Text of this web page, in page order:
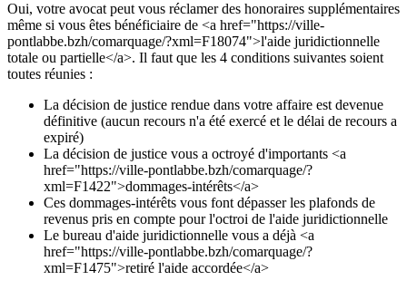
Oui, votre avocat peut vous réclamer des honoraires supplémentaires
même si vous êtes bénéficiaire de <a href="https://ville-
pontlabbe.bzh/comarquage/?xml=F18074">l'aide juridictionnelle
totale ou partielle</a>. Il faut que les 4 conditions suivantes soient
toutes réunies :
La décision de justice rendue dans votre affaire est devenue
définitive (aucun recours n'a été exercé et le délai de recours a
expiré)
La décision de justice vous a octroyé d'importants <a
href="https://ville-pontlabbe.bzh/comarquage/?
xml=F1422">dommages-intérêts</a>
Ces dommages-intérêts vous font dépasser les plafonds de
revenus pris en compte pour l'octroi de l'aide juridictionnelle
Le bureau d'aide juridictionnelle vous a déjà <a
href="https://ville-pontlabbe.bzh/comarquage/?
xml=F1475">retiré l'aide accordée</a>